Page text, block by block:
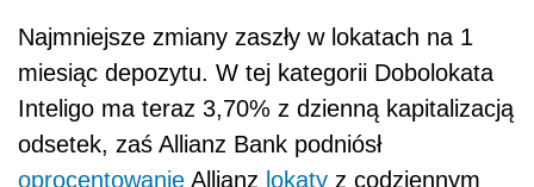
Najmniejsze zmiany zaszły w lokatach na 1
miesiąc depozytu. W tej kategorii Dobolokata
Inteligo ma teraz 3,70% z dzienną kapitalizacją
odsetek, zaś Allianz Bank podniósł
oprocentowanie Allianz lokaty z codziennym